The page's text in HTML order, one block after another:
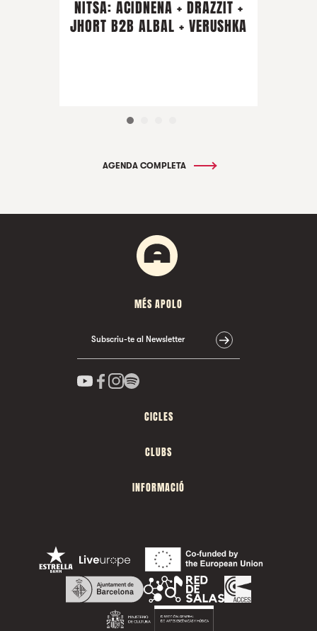
NITSA: ACIDNENA + DRAZZIT +
JHORT B2B ALBAL + VERUSHKA
AGENDA COMPLETA
MÉS APOLO
Subscriu-te al Newsletter
CICLES
CLUBS
INFORMACIÓ